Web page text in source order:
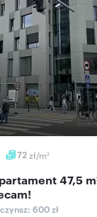
72zł/m2
600 zł